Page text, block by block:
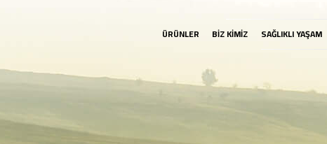
ÜRÜNLER BİZ KİMİZ SAĞLIKLI YAŞAM